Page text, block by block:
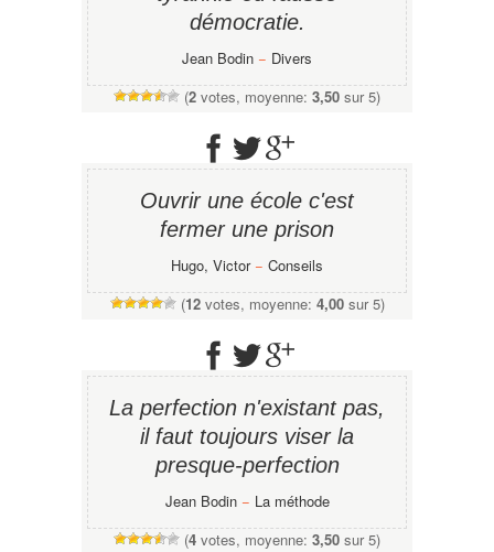
démocratie.
Jean Bodin − Divers
(2 votes, moyenne: 3,50 sur 5)
Ouvrir une école c'est
fermer une prison
Hugo, Victor− Conseils
(12votes, moyenne: 4,00sur 5)
La perfection n'existant pas,
il faut toujours viser la
presque-perfection
Jean Bodin− La méthode
(4 votes, moyenne: 3,50 sur 5)